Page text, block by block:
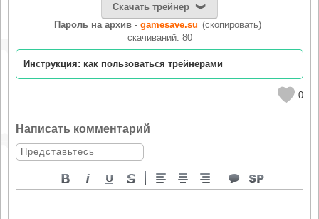
Скачать трейнер
Пароль на архив - gamesave.su (скопировать)
cкачиваний: 80
Инструкция: как пользоваться трейнерами
0
Написать комментарий